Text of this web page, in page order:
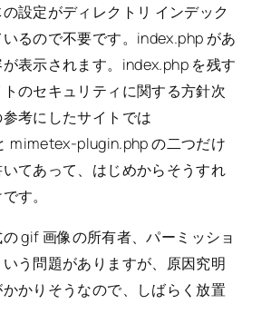
設定がディレクトリ インデック
るので不要です。index.php があ
表示されます。index.php を残す
のセキュリティに関する方針次
考にしたサイトでは
mimetex-plugin.php の二つだけ
てあって、はじめからそうすれ
す。
gif 画像の所有者、パーミッショ
う問題がありますが、原因究明
かりそうなので、しばらく放置